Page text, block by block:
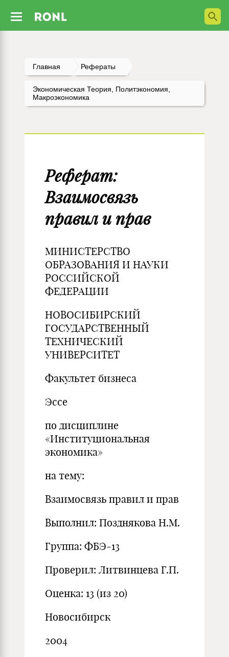
Главная Рефераты
Экономическая Теория, Политэкономия,
Макроэкономика
Реферат:
Взаимосвязь
правил и прав
МИНИСТЕРСТВО
ОБРАЗОВАНИЯ И НАУКИ
РОССИЙСКОЙ
ФЕДЕРАЦИИ
НОВОСИБИРСКИЙ
ГОСУДАРСТВЕННЫЙ
ТЕХНИЧЕСКИЙ
УНИВЕРСИТЕТ
Факультет бизнеса
Эссе
по дисциплине
«Институциональная
экономика»
на тему:
Взаимосвязь правил и прав
Выполнил: Позднякова Н.М.
Группа: ФБЭ-13
Проверил: Литвинцева Г.П.
Оценка: 13 (из 20)
Новосибирск
2004